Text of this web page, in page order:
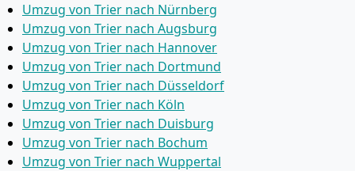
Umzug von Trier nach Nürnberg
Umzug von Trier nach Augsburg
Umzug von Trier nach Hannover
Umzug von Trier nach Dortmund
Umzug von Trier nach Düsseldorf
Umzug von Trier nach Köln
Umzug von Trier nach Duisburg
Umzug von Trier nach Bochum
Umzug von Trier nach Wuppertal